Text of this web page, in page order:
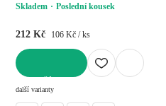
Skladem
Poslední kousek
212 Kč 106 Kč / ks
další varianty